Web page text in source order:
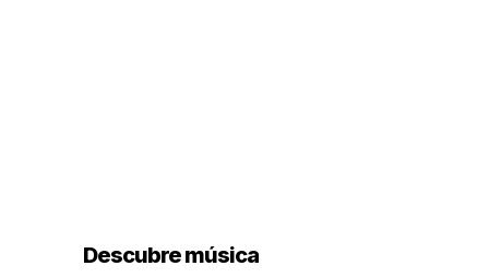
Descubre música